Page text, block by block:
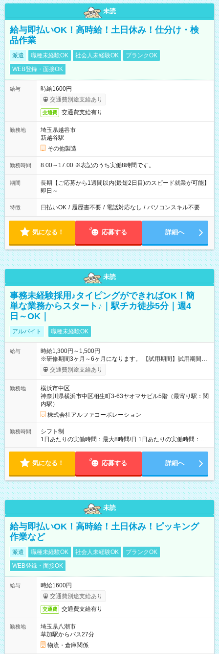
未読
給与即払いOK！高時給！土日休み！仕分け・検
品作業
派遣 職種未経験OK 社会人未経験OK
ブランクOK
WEB登録・面接OK
給与
時給1600円
交通費別途支給あり
交通費 交通費支給有り
勤務地
埼玉県越谷市
新越谷駅
その他製造
勤務時間 8:00～17:00 ※表記のうち実働8時間です。
期間
長期【ご応募から1週間以内(最短2日目)のスピード就業が可能】
即日～
特徴 日払いOK / 履歴書不要 / 電話対応なし / パソコンスキル不要
気になる！ 応募する 詳細へ
未読
事務未経験採用♪タイピングができればOK！簡
単な業務からスタート♪｜駅チカ徒歩5分｜週4
日～OK｜
アルバイト 職種未経験OK
給与
時給1,300円～1,500円
※研修期間3ヶ月～6ヶ月になります。 【試用期間】試用期間あ
り 試用期間の長さ：1ヶ月 雇用形態、給与は本採用時と同じで
す。
交通費別途支給あり
勤務地
横浜市中区
神奈川県横浜市中区相生町3-63ヤオマサビル5階（最寄り駅：関
内駅）
株式会社アルファコーポレーション
勤務時間
シフト制
1日あたりの実働時間：最大8時間/日 1日あたりの実働時間：
7~8時間 シフト例 ・10時00分～18時00分 ・10時00分～19時00
気になる！ 応募する 詳細へ
未読
給与即払いOK！高時給！土日休み！ピッキング
作業など
派遣 職種未経験OK 社会人未経験OK
ブランクOK
WEB登録・面接OK
給与
時給1600円
交通費別途支給あり
交通費 交通費支給有り
勤務地
埼玉県八潮市
草加駅からバス27分
物流・倉庫関係